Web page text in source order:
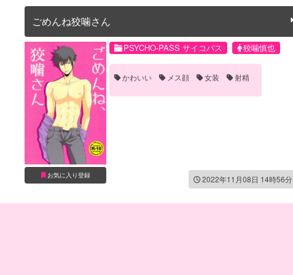
ごめんね狡噛さん
お気に入り登録
PSYCHO-PASS サイコパス 狡噛慎也
かわいい メス顔 女装 射精
2022年11月08日 14時56分